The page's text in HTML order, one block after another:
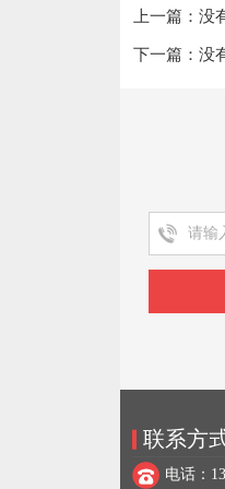
上一篇：没
下一篇：没
联系方
电话：